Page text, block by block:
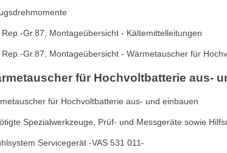
Gr.87; Montageübersicht - Kältemittelleitungen
Gr.87; Montageübersicht - Wärmetauscher für
für Hochvoltbatterie aus-
für Hochvoltbatterie aus- und einbauen
Spezialwerkzeuge, Prüf- und Messgeräte sowie
Servicegerät -VAS 531 011-